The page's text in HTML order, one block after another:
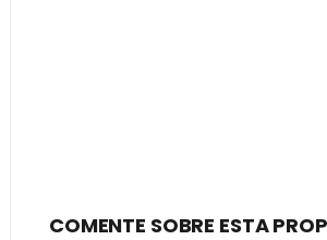
COMENTE SOBRE ESTA